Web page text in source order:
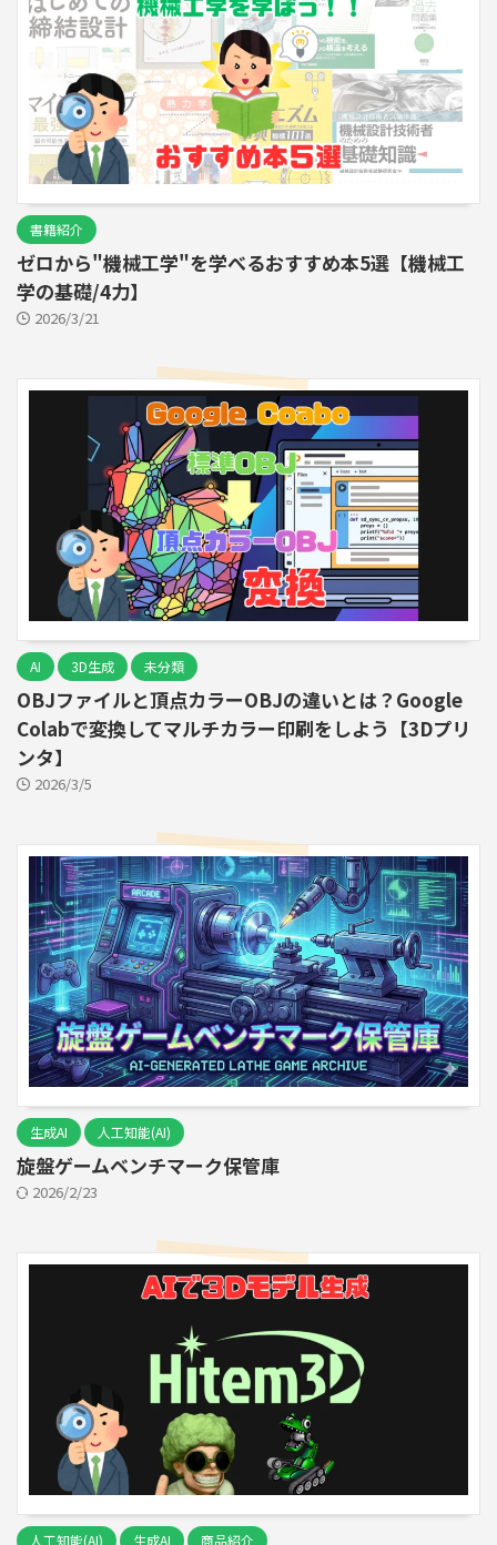
書籍紹介
ゼロから"機械工学"を学べるおすすめ本5選【機械工
学の基礎/4力】
2026/3/21
AI 3D生成 未分類
OBJファイルと頂点カラーOBJの違いとは？Google
Colabで変換してマルチカラー印刷をしよう【3Dプリ
ンタ】
2026/3/5
生成AI 人工知能(AI)
旋盤ゲームベンチマーク保管庫
2026/2/23
人工知能(AI) 生成AI 商品紹介